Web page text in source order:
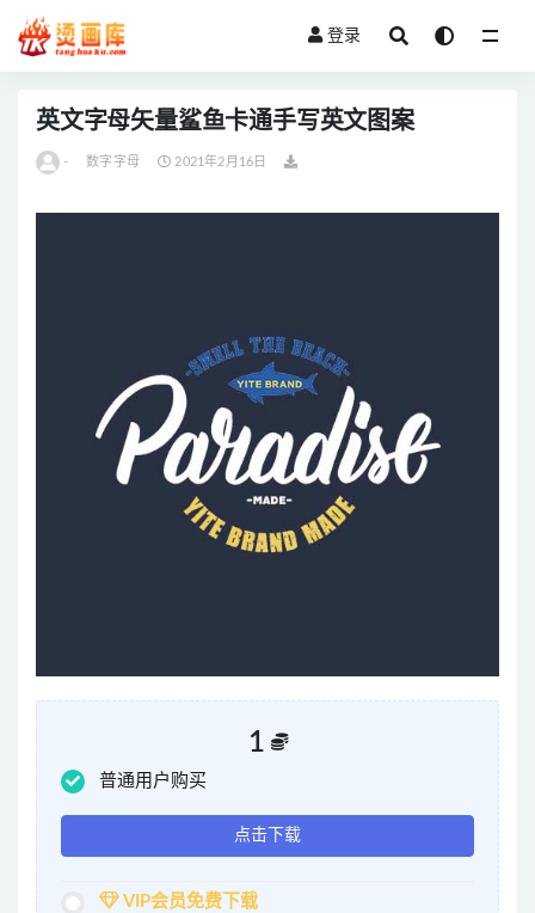
登录
英文字母矢量鲨鱼卡通手写英文图案
- 数字字母 2021年2月16日
1
普通用户购买
点击下载
VIP会员免费下载